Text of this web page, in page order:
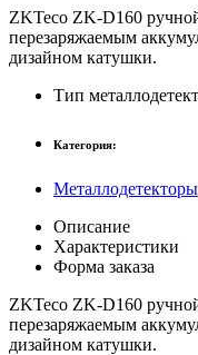
ZKTeco ZK-D160
перезаряжаемым
дизайном катушки.
Тип
Категория:
Металлодетекторы
Описание
Характеристики
Форма заказа
ZKTeco ZK-D160
перезаряжаемым
дизайном катушки.